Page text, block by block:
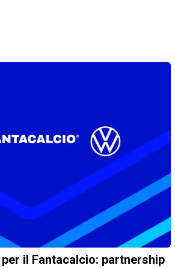
il Fantacalcio: partnership